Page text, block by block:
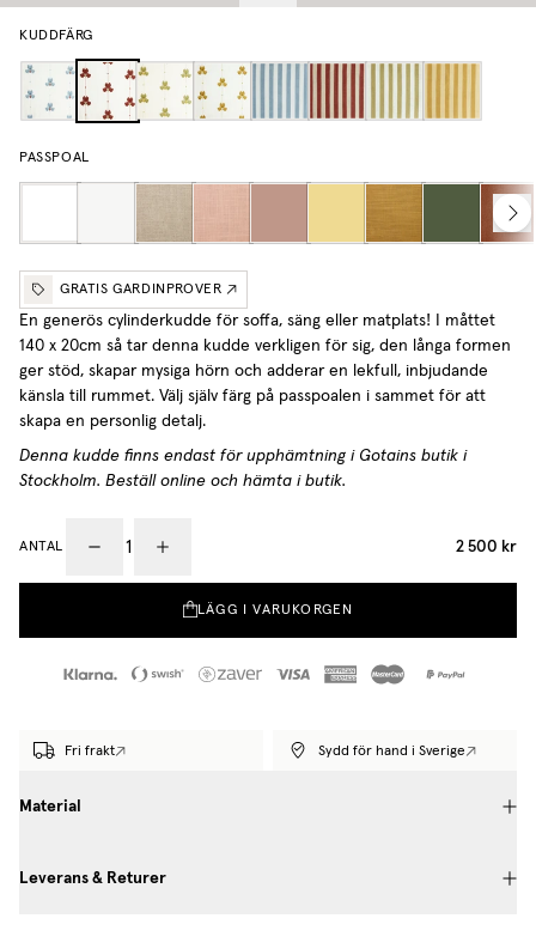
KUDDFÄRG
PASSPOAL
GRATIS GARDINPROVER
En generös cylinderkudde för soffa, säng eller matplats! I måttet
140 x 20cm så tar denna kudde verkligen för sig, den långa formen
ger stöd, skapar mysiga hörn och adderar en lekfull, inbjudande
känsla till rummet. Välj själv färg på passpoalen i sammet för att
skapa en personlig detalj.
Denna kudde finns endast för upphämtning i Gotains butik i
Stockholm. Beställ online och hämta i butik.
ANTAL 2 500 kr
LÄGG I VARUKORGEN
Fri frakt Sydd för hand i Sverige
Material
Leverans & Returer